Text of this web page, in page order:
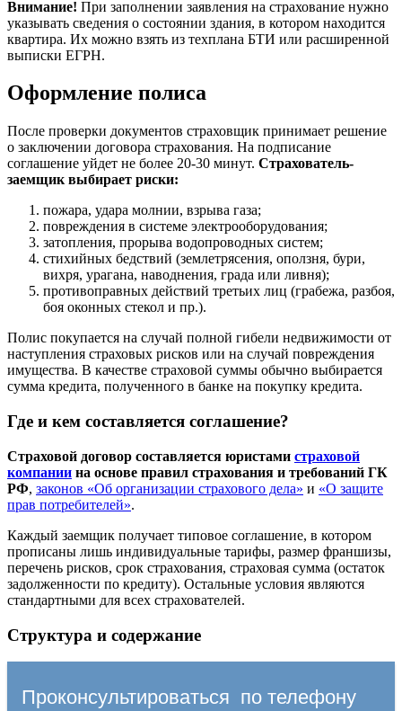
Внимание! При заполнении заявления на страхование нужно
указывать сведения о состоянии здания, в котором находится
квартира. Их можно взять из техплана БТИ или расширенной
выписки ЕГРН.
Оформление полиса
После проверки документов страховщик принимает решение
о заключении договора страхования. На подписание
соглашение уйдет не более 20-30 минут. Страхователь-
заемщик выбирает риски:
пожара, удара молнии, взрыва газа;
повреждения в системе электрооборудования;
затопления, прорыва водопроводных систем;
стихийных бедствий (землетрясения, оползня, бури,
вихря, урагана, наводнения, града или ливня);
противоправных действий третьих лиц (грабежа, разбоя,
боя оконных стекол и пр.).
Полис покупается на случай полной гибели недвижимости от
наступления страховых рисков или на случай повреждения
имущества. В качестве страховой суммы обычно выбирается
сумма кредита, полученного в банке на покупку кредита.
Где и кем составляется соглашение?
Страховой договор составляется юристами страховой
компании на основе правил страхования и требований ГК
РФ, законов «Об организации страхового дела» и «О защите
прав потребителей».
Каждый заемщик получает типовое соглашение, в котором
прописаны лишь индивидуальные тарифы, размер франшизы,
перечень рисков, срок страхования, страховая сумма (остаток
задолженности по кредиту). Остальные условия являются
стандартными для всех страхователей.
Структура и содержание